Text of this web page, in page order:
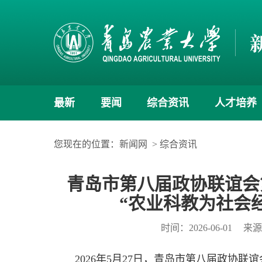
最新 要闻 综合资讯 人才培养
您现在的位置： 新闻网 > 综合资讯
青岛市第八届政协联谊
“农业科教为社会
时间：2026-06-01 来
2026年5月27日，青岛市第八届政协联